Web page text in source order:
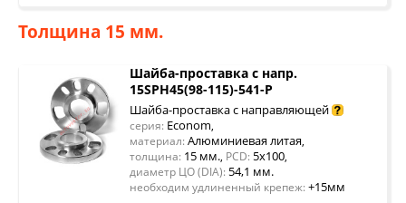
Толщина 15 мм.
Шайба-проставка с напр.
15SPH45(98-115)-541-P
Шайба-проставка с направляющей
серия: Econom,
материал: Алюминиевая литая,
толщина: 15 мм., PCD: 5x100,
диаметр ЦО (DIA): 54,1 мм.
необходим удлиненный крепеж: +15мм